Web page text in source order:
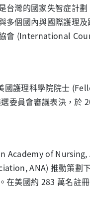
台灣的國家失智症計
多個國內與國際護理
會 (International
國護理科學院院士
委員會審議表決，於
Academy of Nursing,
ANA) 推動策劃
在美國約 283 萬名註